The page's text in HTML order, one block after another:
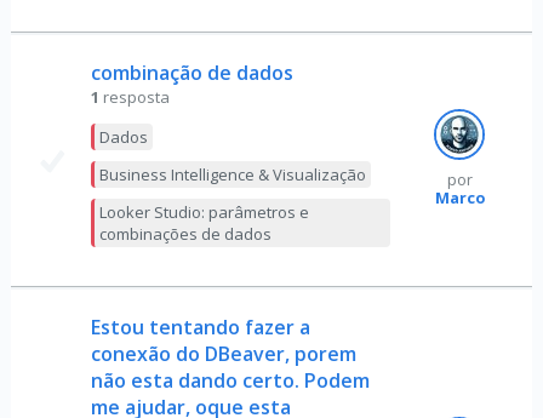
combinação de dados
1 resposta
Dados
Business Intelligence & Visualização
Looker Studio: parâmetros e
combinações de dados
por
Marco
Estou tentando fazer a
conexão do DBeaver, porem
não esta dando certo. Podem
me ajudar, oque esta